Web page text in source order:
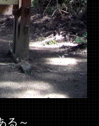
る～